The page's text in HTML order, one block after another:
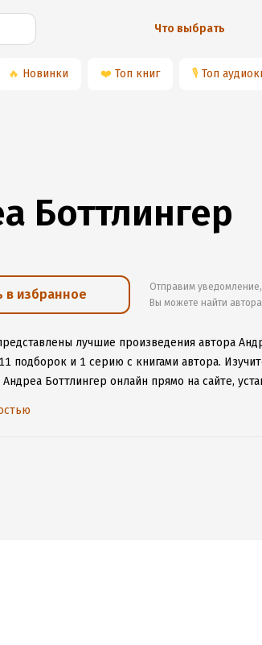
Что выбрать
🔥 Новинки ❤️ Топ книг 🎙 Топ
Боттлингер
в избранное
Отправим
Вы можете найти
лучшие произведения автора
подборок и 1 серию с книгами автора.
Боттлингер онлайн прямо на сайте,